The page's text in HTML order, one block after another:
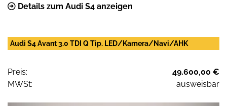
Details zum Audi S4 anzeigen
Audi S4 Avant 3.0 TDI Q Tip. LED/Kamera/Navi/AHK
Preis:
49.600,00 €
MWSt:
ausweisbar